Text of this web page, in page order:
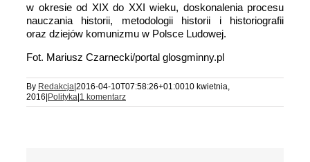
w okresie od XIX do XXI wieku, doskonalenia procesu
nauczania historii, metodologii historii i historiografii
oraz dziejów komunizmu w Polsce Ludowej.
Fot. Mariusz Czarnecki/portal glosgminny.pl
By Redakcja|2016-04-10T07:58:26+01:0010 kwietnia,
2016|Polityka|1 komentarz